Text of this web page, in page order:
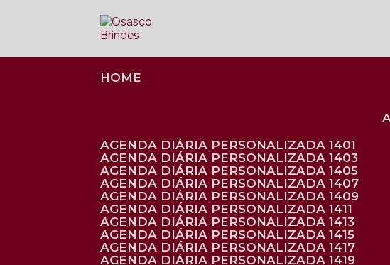
HOME
AGENDA DIÁRIA PERSONALIZADA 1401
AGENDA DIÁRIA PERSONALIZADA 1403
AGENDA DIÁRIA PERSONALIZADA 1405
AGENDA DIÁRIA PERSONALIZADA 1407
AGENDA DIÁRIA PERSONALIZADA 1409
AGENDA DIÁRIA PERSONALIZADA 1411
AGENDA DIÁRIA PERSONALIZADA 1413
AGENDA DIÁRIA PERSONALIZADA 1415
AGENDA DIÁRIA PERSONALIZADA 1417
AGENDA DIÁRIA PERSONALIZADA 1419